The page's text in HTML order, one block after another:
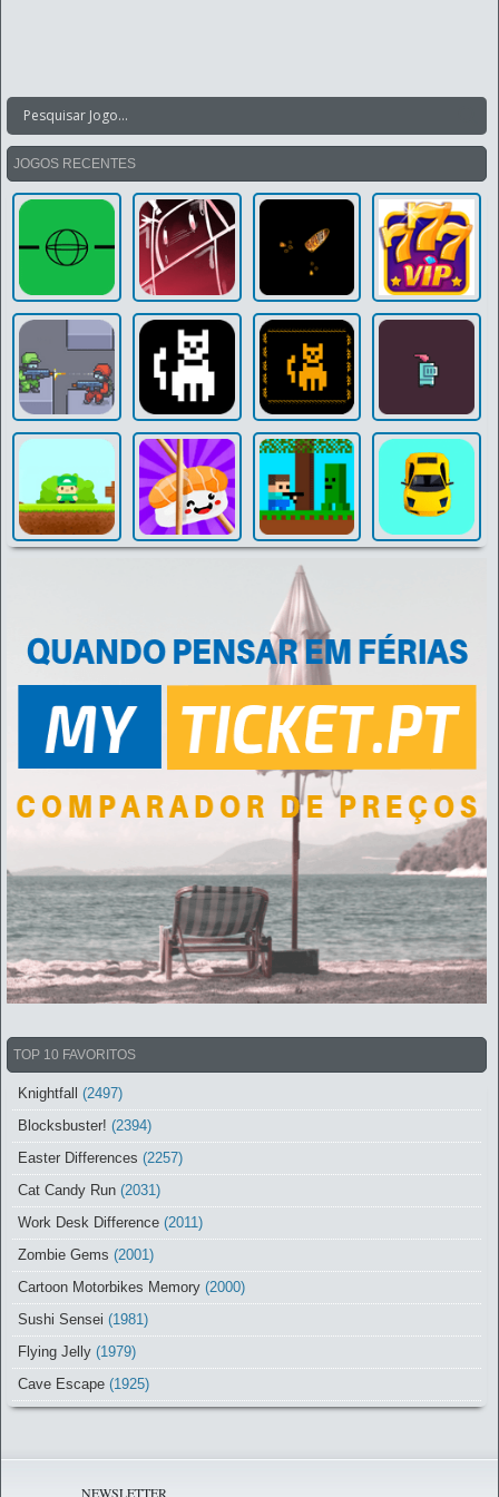
JOGOS RECENTES
TOP 10 FAVORITOS
Knightfall (2497)
Blocksbuster! (2394)
Easter Differences (2257)
Cat Candy Run (2031)
Work Desk Difference (2011)
Zombie Gems (2001)
Cartoon Motorbikes Memory (2000)
Sushi Sensei (1981)
Flying Jelly (1979)
Cave Escape (1925)
NEWSLETTER